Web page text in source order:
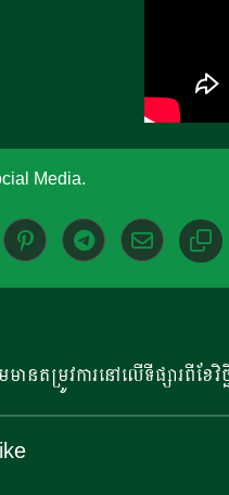
Media.
ានតម្រូវការនៅលើទីផ្សារពីខែវិ